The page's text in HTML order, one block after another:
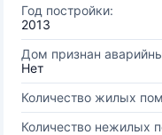
Год постройки:
2013
Дом признан
Нет
Количество жилых
Количество нежилых